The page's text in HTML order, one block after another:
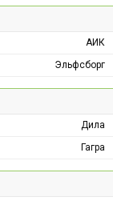
АИК
Эльфсборг
Дила
Гагра